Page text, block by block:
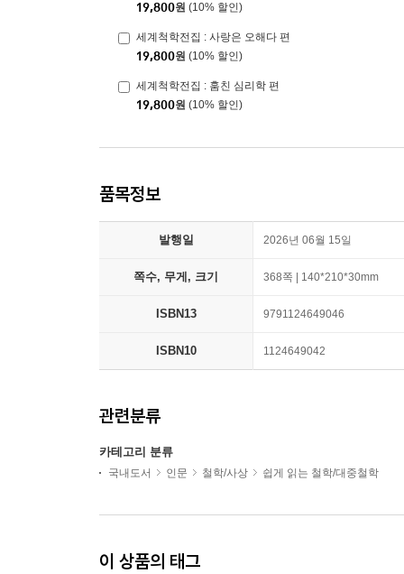
19,800원 (10% 할인)
세계척학전집 : 사랑은 오해다 편
19,800원 (10% 할인)
세계척학전집 : 훔친 심리학 편
19,800원 (10% 할인)
품목정보
발행일 2026년 06월 15일
쪽수, 무게, 크기 368쪽 | 140*210*30mm
ISBN13 9791124649046
ISBN10 1124649042
관련분류
카테고리 분류
국내도서 인문 철학/사상 쉽게 읽는 철학/대중철학
이 상품의 태그